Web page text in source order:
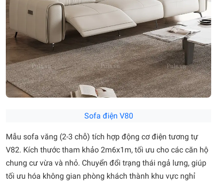
Sofa điện V80
Mẫu sofa văng (2-3 chỗ) tích hợp động cơ điện tương tự
V82. Kích thước tham khảo 2m6x1m, tối ưu cho các căn hộ
chung cư vừa và nhỏ. Chuyển đổi trạng thái ngả lưng, giúp
tối ưu hóa không gian phòng khách thành khu vực nghỉ